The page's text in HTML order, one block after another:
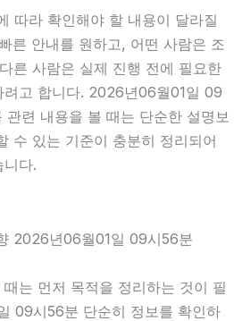
따라 확인해야 할 내용이 달라질
른 안내를 원하고, 어떤 사람은 조
른 사람은 실제 진행 전에 필요한
려고 합니다. 2026년06월01일 09
련 내용을 볼 때는 단순한 설명보
수 있는 기준이 충분히 정리되어
다.
2026년06월01일 09시56분
는 먼저 목적을 정리하는 것이 필
09시56분 단순히 정보를 확인하